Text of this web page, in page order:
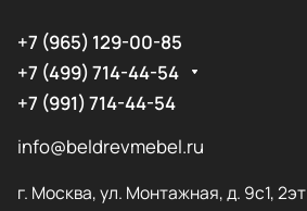
+7 (965) 129-00-85
+7 (499) 714-44-54
+7 (991) 714-44-54
info@beldrevmebel.ru
г. Москва, ул. Монтажная, д. 9с1, 2эт